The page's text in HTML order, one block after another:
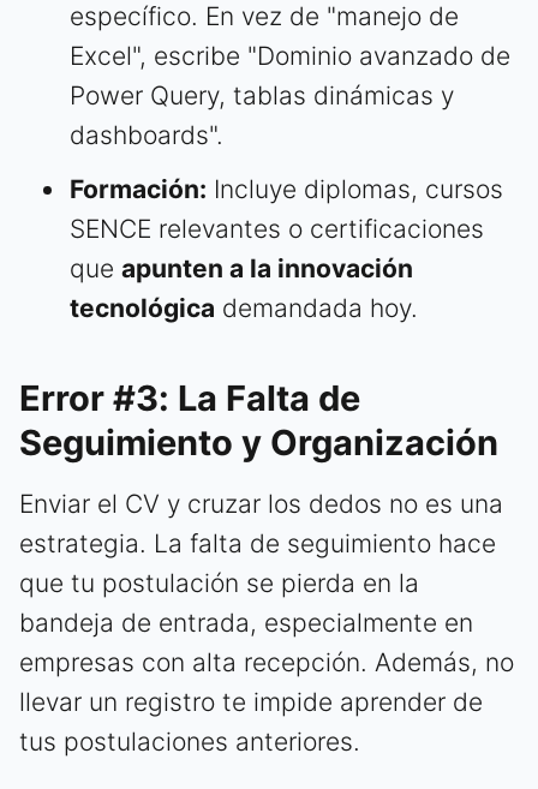
específico. En vez de "manejo de
Excel", escribe "Dominio avanzado de
Power Query, tablas dinámicas y
dashboards".
Formación: Incluye diplomas, cursos
SENCE relevantes o certificaciones
que apunten a la innovación
tecnológica demandada hoy.
Error #3: La Falta de
Seguimiento y Organización
Enviar el CV y cruzar los dedos no es una
estrategia. La falta de seguimiento hace
que tu postulación se pierda en la
bandeja de entrada, especialmente en
empresas con alta recepción. Además, no
llevar un registro te impide aprender de
tus postulaciones anteriores.